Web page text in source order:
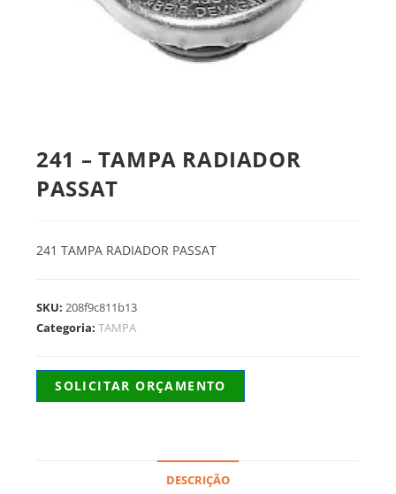
241 – TAMPA RADIADOR
PASSAT
241 TAMPA RADIADOR PASSAT
SKU:208f9c811b13
Categoria:TAMPA
SOLICITAR ORÇAMENTO
DESCRIÇÃO